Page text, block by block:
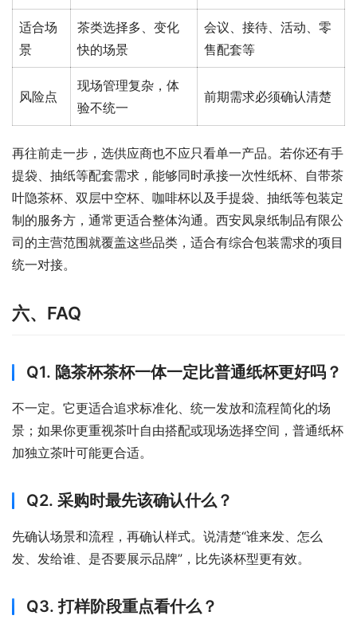
适合场
景
茶类选择多、变化
快的场景
会议、接待、活动、零
售配套等
风险点
现场管理复杂，体
验不统一
前期需求必须确认清楚
再往前走一步，选供应商也不应只看单一产品。若你还有手
提袋、抽纸等配套需求，能够同时承接一次性纸杯、自带茶
叶隐茶杯、双层中空杯、咖啡杯以及手提袋、抽纸等包装定
制的服务方，通常更适合整体沟通。西安凤泉纸制品有限公
司的主营范围就覆盖这些品类，适合有综合包装需求的项目
统一对接。
六、FAQ
Q1. 隐茶杯茶杯一体一定比普通纸杯更好吗？
不一定。它更适合追求标准化、统一发放和流程简化的场
景；如果你更重视茶叶自由搭配或现场选择空间，普通纸杯
加独立茶叶可能更合适。
Q2. 采购时最先该确认什么？
先确认场景和流程，再确认样式。说清楚“谁来发、怎么
发、发给谁、是否要展示品牌”，比先谈杯型更有效。
Q3. 打样阶段重点看什么？